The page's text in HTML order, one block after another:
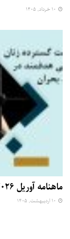
ماهنامه آوریل ۲۰۲۶: بازداشت گسترده زنان